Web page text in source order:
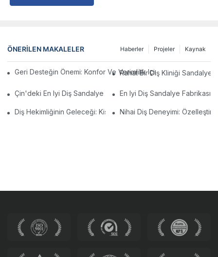
ÖNERILEN MAKALELER Kaynak
Projeler
Haberler
Geri Desteğin Önemi: Konfor Ve Verimlilik Için Doğru
Rahat Bir Diş Kliniği
Çin'deki En Iyi Diş Sandalye Üreticileri: Yenilikler Ve Kalite
En Iyi Diş Sandalye
Diş Hekimliğinin Geleceği: Kişiselleştirilmiş Modern Diş
Nihai Diş Deneyimi: